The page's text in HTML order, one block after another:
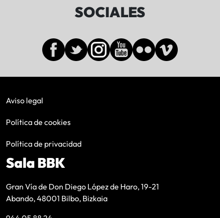
SOCIALES
Aviso legal
Política de cookies
Política de privacidad
Sala BBK
Gran Vía de Don Diego López de Haro, 19-21
Abando, 48001 Bilbo, Bizkaia